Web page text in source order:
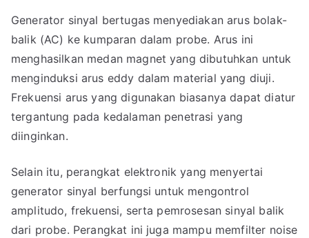
Generator sinyal bertugas menyediakan arus bolak-
balik (AC) ke kumparan dalam probe. Arus ini
menghasilkan medan magnet yang dibutuhkan untuk
menginduksi arus eddy dalam material yang diuji.
Frekuensi arus yang digunakan biasanya dapat diatur
tergantung pada kedalaman penetrasi yang
diinginkan.
Selain itu, perangkat elektronik yang menyertai
generator sinyal berfungsi untuk mengontrol
amplitudo, frekuensi, serta pemrosesan sinyal balik
dari probe. Perangkat ini juga mampu memfilter noise